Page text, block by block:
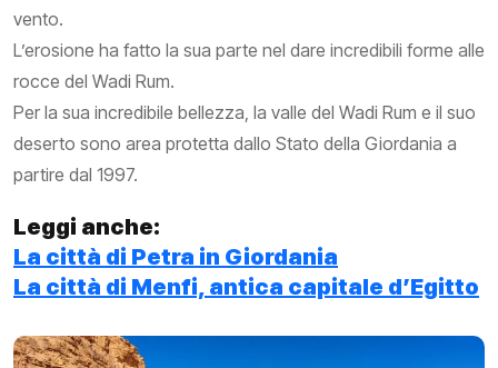
vento.
L’erosione ha fatto la sua parte nel dare incredibili forme alle
rocce del Wadi Rum.
Per la sua incredibile bellezza, la valle del Wadi Rum e il suo
deserto sono area protetta dallo Stato della Giordania a
partire dal 1997.
Leggi anche:
La città di Petra in Giordania
La città di Menfi, antica capitale d’Egitto